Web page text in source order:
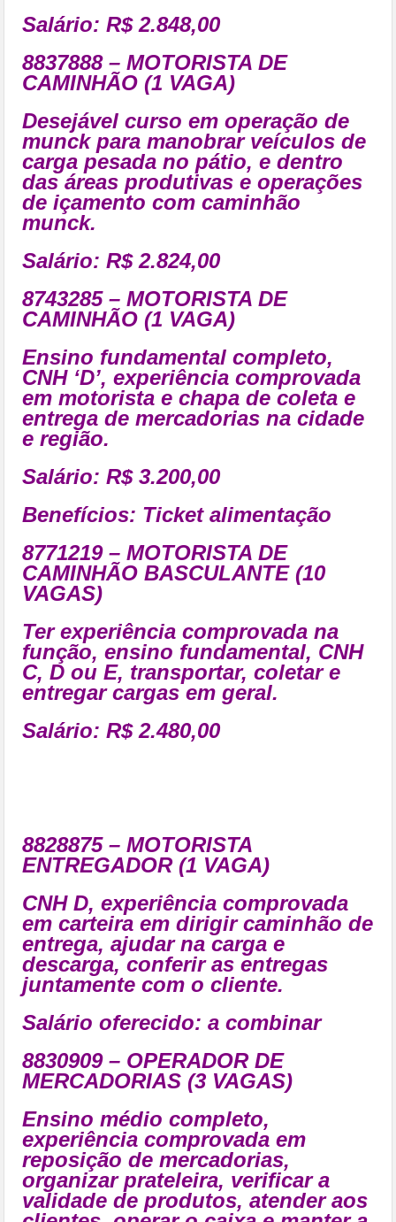
Salário: R$ 2.848,00
8837888 – MOTORISTA DE
CAMINHÃO (1 VAGA)
Desejável curso em operação de
munck para manobrar veículos de
carga pesada no pátio, e dentro
das áreas produtivas e operações
de içamento com caminhão
munck.
Salário: R$ 2.824,00
8743285 – MOTORISTA DE
CAMINHÃO (1 VAGA)
Ensino fundamental completo,
CNH ‘D’, experiência comprovada
em motorista e chapa de coleta e
entrega de mercadorias na cidade
e região.
Salário: R$ 3.200,00
Benefícios: Ticket alimentação
8771219 – MOTORISTA DE
CAMINHÃO BASCULANTE (10
VAGAS)
Ter experiência comprovada na
função, ensino fundamental, CNH
C, D ou E, transportar, coletar e
entregar cargas em geral.
Salário: R$ 2.480,00
8828875 – MOTORISTA
ENTREGADOR (1 VAGA)
CNH D, experiência comprovada
em carteira em dirigir caminhão de
entrega, ajudar na carga e
descarga, conferir as entregas
juntamente com o cliente.
Salário oferecido: a combinar
8830909 – OPERADOR DE
MERCADORIAS (3 VAGAS)
Ensino médio completo,
experiência comprovada em
reposição de mercadorias,
organizar prateleira, verificar a
validade de produtos, atender aos